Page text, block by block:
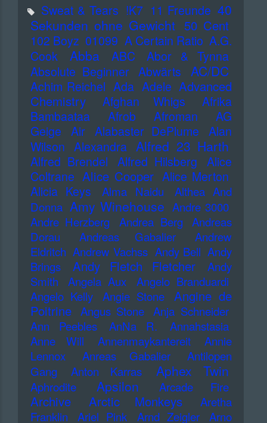
Sweat & Tears !K7 11 Freunde 40
Sekunden ohne Gewicht 50 Cent
102 Boyz 01099 A Certain Ratio A.G.
Cook
Abba ABC
Abor & Tynna
Absolute Beginner Abwärts AC/DC
Achim Reichel Ada Adele Advanced
Chemistry
Afghan Whigs
Afrika
Bambaataa
Afrob Afroman
AG
Geige
Air Alabaster DePlume
Alan
Wilson Alexandra Alfred 23 Harth
Alfred Brendel Alfred Hilsberg
Alice
Coltrane Alice Cooper Alice Merton
Alicia Keys
Alma Naidu
Althea And
Donna Amy Winehouse Andre 3000
Andre Herzberg
Andrea Berg
Andreas
Dorau
Andreas Gabalier
Andrew
Eldritch Andrew Vachss Andy Bell Andy
Brings
Andy Fletch Fletcher
Andy
Smith
Angela Aux
Angelo Branduardi
Angelo Kelly
Angie Stone
Angine de
Poitrine Angus Stone Anja Schneider
Ann Peebles
AnNa R.
Annahstasia
Anne Will
Annenmaykantereit
Annie
Lennox
Anreas Gabalier
Antilopen
Gang
Anton Karras Aphex Twin
Aphrodite Apsilon Arcade Fire
Archive Arctic Monkeys
Aretha
Franklin
Ariel Pink Arnd Zeigler Arno